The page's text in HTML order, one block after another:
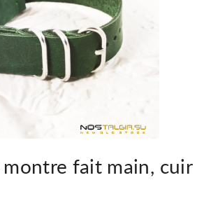
montre fait main, cuir